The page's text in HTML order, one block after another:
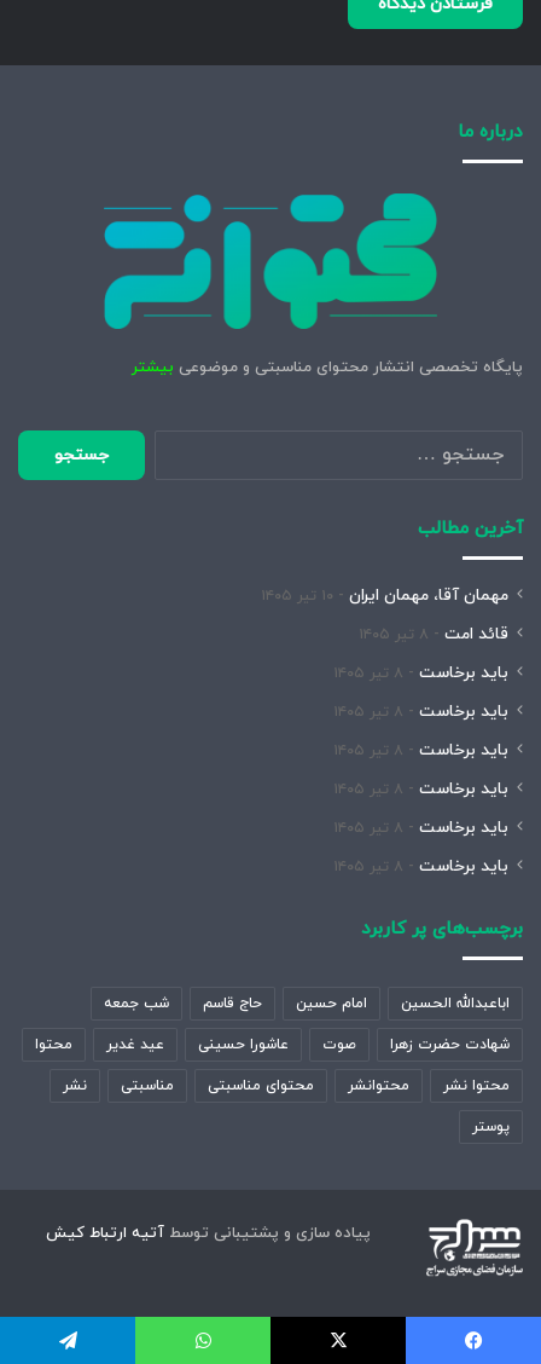
درباره ما
پایگاه تخصصی انتشار محتوای مناسبتی و موضوعی بیشتر
جستجو
برای:
آخرین مطالب
مهمان آقا، مهمان ایران ۱۰ تیر ۱۴۰۵
قائد امت ۸ تیر ۱۴۰۵
باید برخاست ۸ تیر ۱۴۰۵
باید برخاست ۸ تیر ۱۴۰۵
باید برخاست ۸ تیر ۱۴۰۵
باید برخاست ۸ تیر ۱۴۰۵
باید برخاست ۸ تیر ۱۴۰۵
باید برخاست ۸ تیر ۱۴۰۵
برچسب‌های پر کاربرد
اباعبدالله الحسین امام حسین حاج قاسم شب جمعه
شهادت حضرت زهرا صوت عاشورا حسینی عید غدیر محتوا
محتوا نشر محتوانشر محتوای مناسبتی مناسبتی نشر
پوستر
پیاده سازی و پشتیبانی توسط آتیه ارتباط کیش